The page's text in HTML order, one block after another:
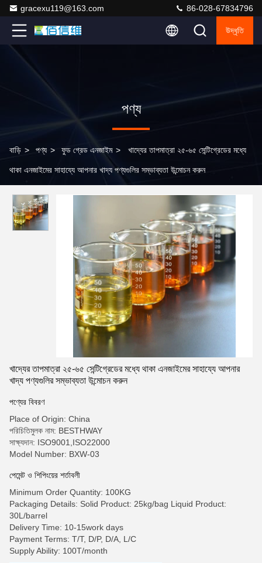
gracexu119@163.com 86-028-67834796
উদ্ধৃতি
পণ্য
বাড়ি > পণ্য > ফুড গ্রেড এনজাইম > খাদ্যের তাপমাত্রা ২৫-৬৫ সেন্টিগ্রেডের মধ্যে
থাকা এনজাইমের সাহায্যে আপনার খাদ্য পণ্যগুলির সম্ভাব্যতা উন্মোচন করুন
খাদ্যের তাপমাত্রা ২৫-৬৫ সেন্টিগ্রেডের মধ্যে থাকা এনজাইমের সাহায্যে আপনার
খাদ্য পণ্যগুলির সম্ভাব্যতা উন্মোচন করুন
পণ্যের বিবরণ
Place of Origin: China
পরিচিতিমুলক নাম: BESTHWAY
সাক্ষ্যদান: ISO9001,ISO22000
Model Number: BXW-03
পেমেন্ট ও শিপিংয়ের শর্তাবলী
Minimum Order Quantity: 100KG
Packaging Details: Solid Product: 25kg/bag Liquid Product:
30L/barrel
Delivery Time: 10-15work days
Payment Terms: T/T, D/P, D/A, L/C
Supply Ability: 100T/month